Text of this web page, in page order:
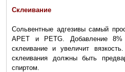
Склеивание
Сольвентные адгезивы самый
APET и PETG. Добавление
склеивание и увеличит
склеивания должны быть
спиртом.